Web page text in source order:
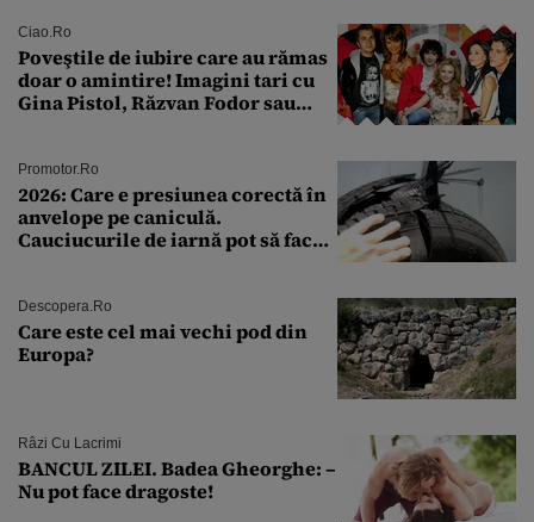
Ciao.ro
Poveştile de iubire care au rămas
doar o amintire! Imagini tari cu
Gina Pistol, Răzvan Fodor sau
Promotor.ro
2026: Care e presiunea corectă în
anvelope pe caniculă.
Cauciucurile de iarnă pot să facă
Descopera.ro
Care este cel mai vechi pod din
Europa?
Râzi Cu Lacrimi
BANCUL ZILEI. Badea Gheorghe: –
Nu pot face dragoste!